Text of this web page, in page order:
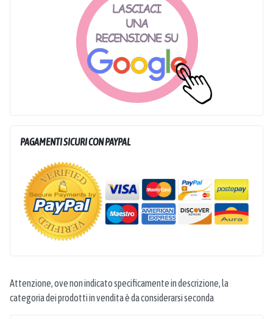
PAGAMENTI SICURI CON PAYPAL
Attenzione, ove non indicato specificamente in descrizione, la
categoria dei prodotti in vendita è da considerarsi seconda